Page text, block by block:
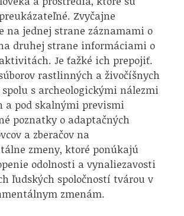
Zvyčajne
na jednej strane záznamami o
druhej strane informáciami o
Je ťažké ich prepojiť.
rastlinných a živočíšnych
s archeologickými nálezmi
a pod skalnými prevismi
poznatky o adaptačných
a zberačov na
zmeny, ktoré ponúkajú
odolnosti a vynaliezavosti
ľudských spoločností tvárou v
zmenám.